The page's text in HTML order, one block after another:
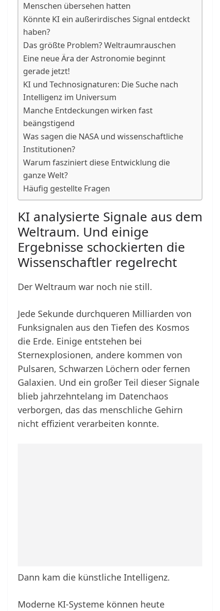
Menschen übersehen hatten
Könnte KI ein außerirdisches Signal entdeckt
haben?
Das größte Problem? Weltraumrauschen
Eine neue Ära der Astronomie beginnt
gerade jetzt!
KI und Technosignaturen: Die Suche nach
Intelligenz im Universum
Manche Entdeckungen wirken fast
beängstigend
Was sagen die NASA und wissenschaftliche
Institutionen?
Warum fasziniert diese Entwicklung die
ganze Welt?
Häufig gestellte Fragen
KI analysierte Signale aus dem
Weltraum. Und einige
Ergebnisse schockierten die
Wissenschaftler regelrecht
Der Weltraum war noch nie still.
Jede Sekunde durchqueren Milliarden von
Funksignalen aus den Tiefen des Kosmos
die Erde. Einige entstehen bei
Sternexplosionen, andere kommen von
Pulsaren, Schwarzen Löchern oder fernen
Galaxien. Und ein großer Teil dieser Signale
blieb jahrzehntelang im Datenchaos
verborgen, das das menschliche Gehirn
nicht effizient verarbeiten konnte.
Dann kam die künstliche Intelligenz.
Moderne KI-Systeme können heute